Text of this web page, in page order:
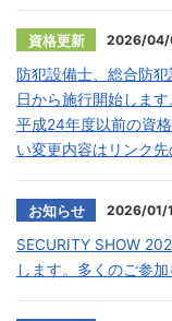
2026/04/
資格更新
防犯設備士、総合防
日から施行開始しま
平成24年度以前の資
い変更内容はリンク先
2026/01/
お知らせ
SECURITY SHOW
します。多くのご参